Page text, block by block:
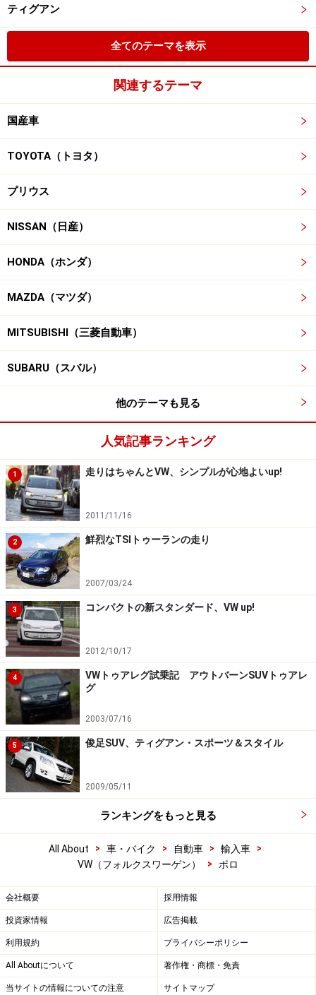
ティグアン
全てのテーマを表示
関連するテーマ
国産車
TOYOTA（トヨタ）
プリウス
NISSAN（日産）
HONDA（ホンダ）
MAZDA（マツダ）
MITSUBISHI（三菱自動車）
SUBARU（スバル）
他のテーマも見る
人気記事ランキング
1 走りはちゃんとVW、シンプルが心地よいup!
2011/11/16
2 鮮烈なTSIトゥーランの走り
2007/03/24
3 コンパクトの新スタンダード、VW up!
2012/10/17
4
VWトゥアレグ試乗記 アウトバーンSUVトゥアレ
グ
2003/07/16
5 俊足SUV、ティグアン・スポーツ＆スタイル
2009/05/11
ランキングをもっと見る
All About > 車・バイク > 自動車 > 輸入車
>
VW（フォルクスワーゲン）
> ポロ
会社概要 採用情報
投資家情報 広告掲載
利用規約 プライバシーポリシー
All Aboutについて 著作権・商標・免責
当サイトの情報についての注意 サイトマップ